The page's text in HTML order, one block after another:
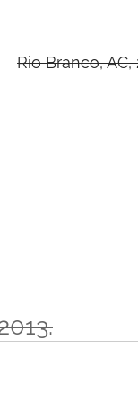
Rio Branco,